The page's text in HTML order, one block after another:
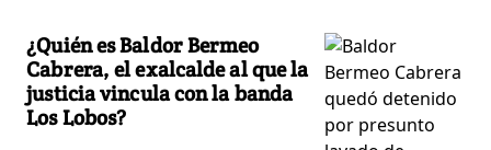
¿Quién es Baldor Bermeo
Cabrera, el exalcalde al que la
justicia vincula con la banda
Los Lobos?